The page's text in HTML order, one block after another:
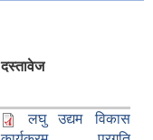
दस्तावेज
लघु उद्यम विकास